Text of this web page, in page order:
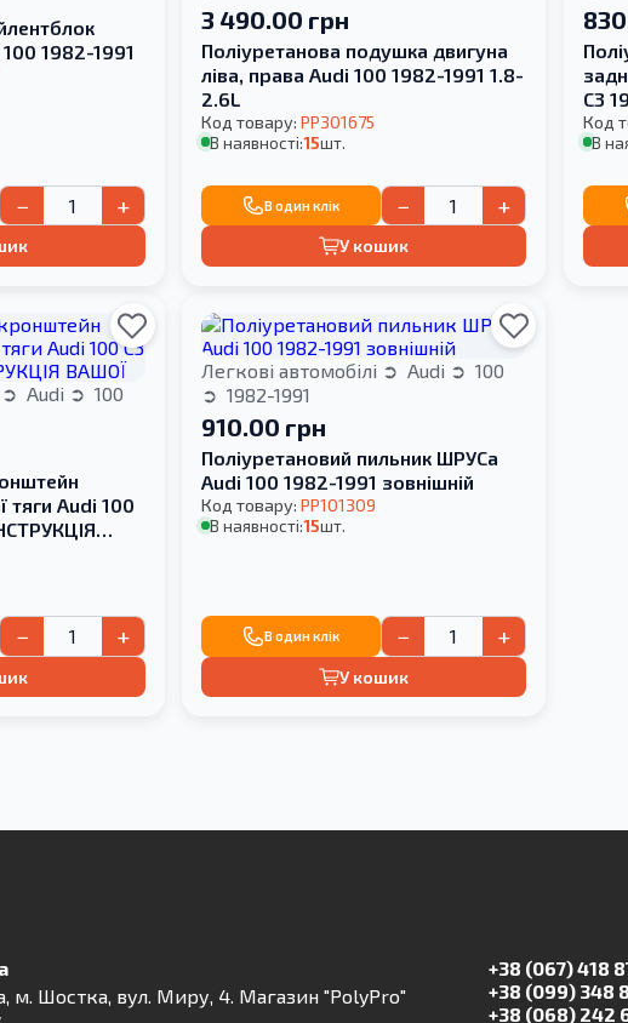
1982-1991
− +
3 490.00 грн
Поліуретанова подушка двигуна
ліва, права Audi 100 1982-1991 1.8-
2.6L
Код товару:PP301675
В наявності:15шт.
В один клік − +
У кошик
С3
Код
В
Audi
100
тяги Audi 100
− +
Легкові автомобілі Audi
100
1982-1991
910.00 грн
Поліуретановий пильник ШРУСа
Audi 100 1982-1991 зовнішній
Код товару:PP101309
В наявності:15шт.
В один клік − +
У кошик
м. Шостка, вул. Миру, 4. Магазин "PolyPro"
+38 (067) 418
+38 (099) 348
+38 (068) 242